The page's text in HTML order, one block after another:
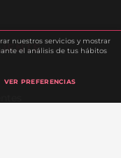
nuestros servicios y mostrar
el análisis de tus hábitos
VER PREFERENCIAS